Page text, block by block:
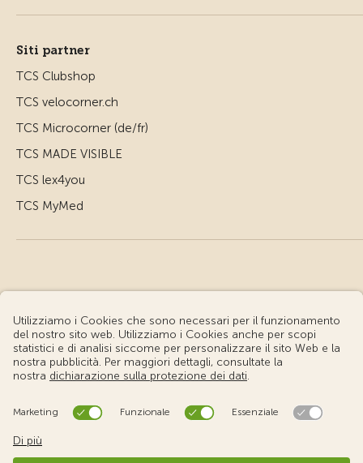
Siti partner
TCS Clubshop
TCS velocorner.ch
TCS Microcorner (de/fr)
TCS MADE VISIBLE
TCS lex4you
TCS MyMed
© Touring Club Svizzero
Condizioni d'uso – Informazioni giuridiche
Impostazione cookie